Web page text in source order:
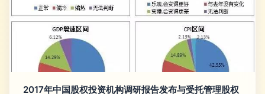
2017年中国股权投资机构调研报告发布与受托管理股权